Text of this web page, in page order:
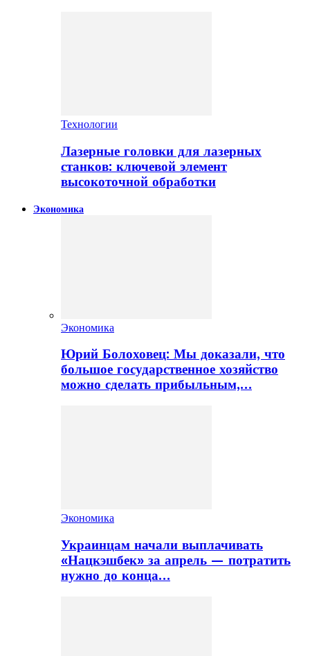
Технологии
Лазерные головки для лазерных
станков: ключевой элемент
высокоточной обработки
Экономика
Экономика
Юрий Болоховец: Мы доказали, что
большое государственное хозяйство
можно сделать прибыльным,…
Экономика
Украинцам начали выплачивать
«Нацкэшбек» за апрель — потратить
нужно до конца…